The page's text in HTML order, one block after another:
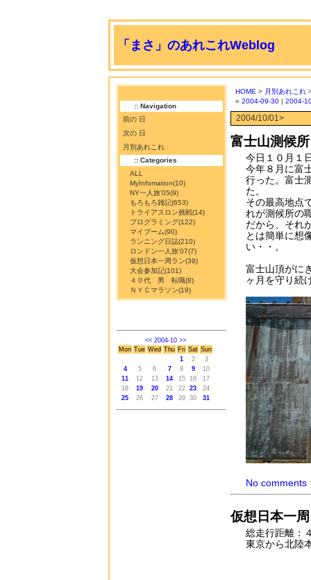
「まさ」のあれこれWeblog
:: Navigation
前の 日
次の 日
月別あれこれ
:: Categories
ALL
MyInfomation(10)
NY一人旅'05(9)
もろもろ雑記(653)
トライアスロン挑戦(14)
プログラミング(122)
マイブーム(90)
ランニング日誌(210)
ロンドン一人旅'07(7)
仮想日本一周ラン(39)
大会参加記(101)
４０代 男 転職(8)
ＮＹＣマラソン(19)
<< 2004-10 >>
Mon Tue Wed Thu Fri Sat Sun
1
2
3
4
5 6 7 8 9
10
11
12 13 14 15 16
17
18
19 20 21 22 23
24
25
26 27 28 29 30 31
HOME > 月別あれこれ
« 2004-09-30 | 2004-
2004/10/01>
富士山測候
今日１０月１
今年８月に富
行った。富士
た。
その最高地点
れが測候所の
だから、それ
とは簡単に想
い・・。
富士山頂がに
ヶ月を守り続
No comments
仮想日本一
総走行距離：
東京から北陸